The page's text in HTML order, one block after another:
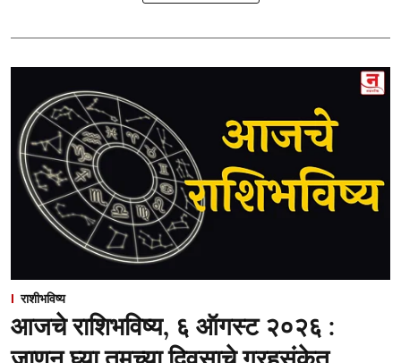
राशीभविष्य
आजचे राशिभविष्य, ६ ऑगस्ट २०२६ :